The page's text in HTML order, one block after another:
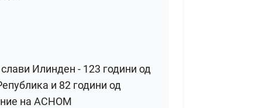
Илинден - 123 години од
и 82 години од
на АСНОМ